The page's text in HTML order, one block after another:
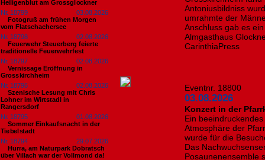
Heiligenblut am Grossglockner
Nr. 18799
03.08.2026
Fotogruß am frühen Morgen
vom Flatschachersee
Nr. 18798
02.08.2026
Feuerwehr Steuerberg feierte
traditionelle Feuerwehrfest
Nr. 18797
02.08.2026
Vernissage Eröffnung in
Grosskirchheim
Nr. 18796
02.08.2026
Szenische Lesung mit Chris
Lohner im Wirtstadl in
Rangersdorf
Nr. 18795
01.08.2026
Sommer Einkaufsnacht in der
Tiebelstadt
Nr. 18794
29.07.2026
Hurra, am Naturpark Dobratsch
über Villach war der Vollmond da!
Antoniusbildniss
umrahmte der
Anschluss gab es
Almgasthaus
CarinthiaPress
Eventnr. 18800
03.08.2026
Konzert in der
Ein
Atmosphäre der
wurde für die
Das
Posaunenensemble